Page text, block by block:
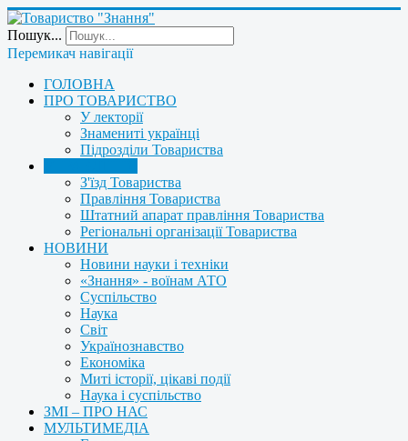
Пошук...
Перемикач навігації
ГОЛОВНА
ПРО ТОВАРИСТВО
У лекторії
Знамениті українці
Підрозділи Товариства
З'їзд Товариства
Правління Товариства
Штатний апарат правління Товариства
Регіональні організації Товариства
НОВИНИ
Новини науки і техніки
«Знання» - воїнам АТО
Суспільство
Наука
Світ
Українознавство
Економіка
Миті історії, цікаві події
Наука і суспільство
ЗМІ – ПРО НАС
МУЛЬТИМЕДІА